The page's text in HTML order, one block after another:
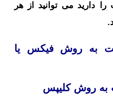
دارید می توانید از هر
به روش فیکس یا
به روش کلیپس